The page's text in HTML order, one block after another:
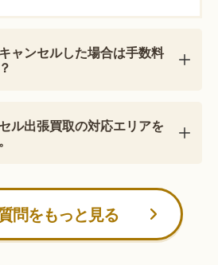
ャンセルした場合は手数料
ル出張買取の対応エリアを
問をもっと見る